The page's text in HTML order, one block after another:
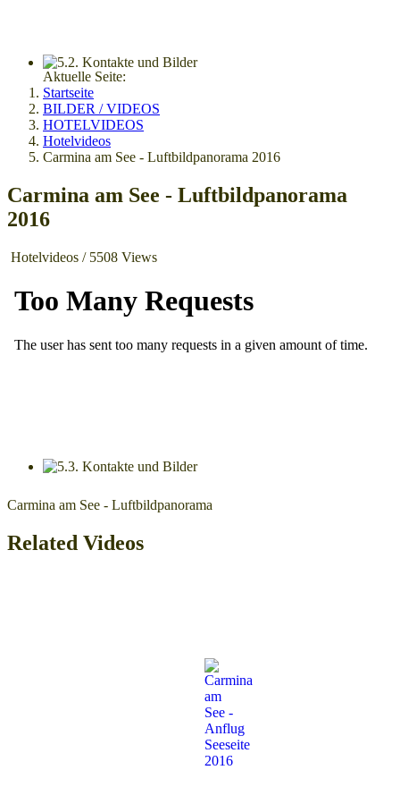
Aktuelle Seite:
Startseite
BILDER / VIDEOS
HOTELVIDEOS
Hotelvideos
Carmina am See - Luftbildpanorama 2016
Carmina am See - Luftbildpanorama
2016
Hotelvideos / 5508 Views
Carmina am See - Luftbildpanorama
Related Videos